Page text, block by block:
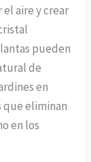
aire y crear
pueden
de
en
eliminan
en los